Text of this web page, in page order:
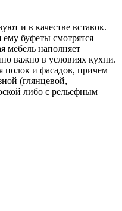
и в качестве вставок.
ему буфеты смотрятся
мебель наполняет
важно в условиях кухни.
полок и фасадов, причем
(глянцевой,
либо с рельефным